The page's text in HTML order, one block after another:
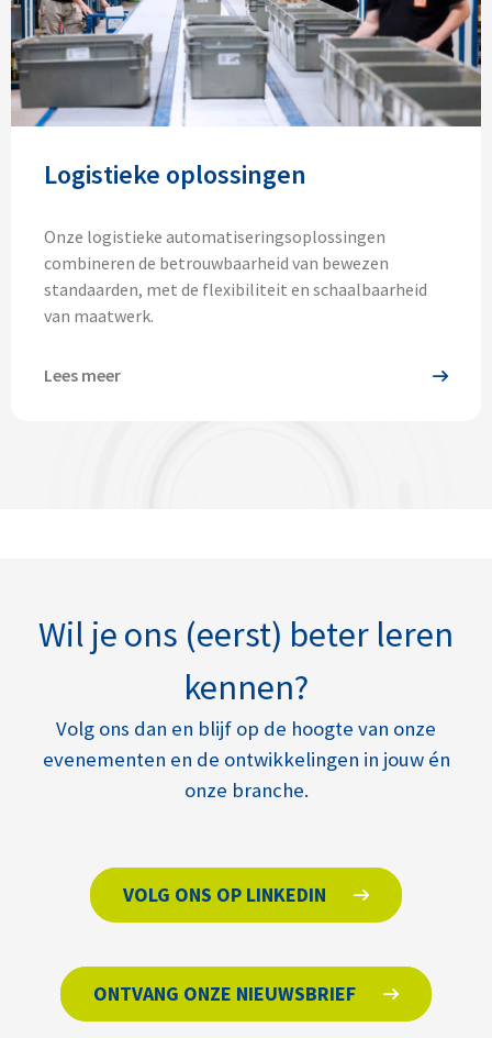
Logistieke oplossingen
Onze logistieke automatiseringsoplossingen
combineren de betrouwbaarheid van bewezen
standaarden, met de flexibiliteit en schaalbaarheid
van maatwerk.
Lees meer
Wil je ons (eerst) beter leren
kennen?
Volg ons dan en blijf op de hoogte van onze
evenementen en de ontwikkelingen in jouw én
onze branche.
VOLG ONS OP LINKEDIN
ONTVANG ONZE NIEUWSBRIEF